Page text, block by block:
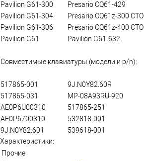
Pavilion G61-300
Presario CQ61-429
Pavilion G61-304
Presario CQ61z-300 CTO
Pavilion G61-306
Presario CQ61z-400 CTO
Pavilion G61
Pavilion G61-632
Совместимые клавиатуры (модели и p/n):
517865-001 9J.N0Y82.60R
517865-031
MP-08A93RU-920
AE0P6U00310
517865-251
AE0P6700310
532818-001
9J.N0Y82.601
539618-001
Характеристики:
Прочие